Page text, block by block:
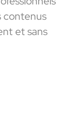
contenus
et sans